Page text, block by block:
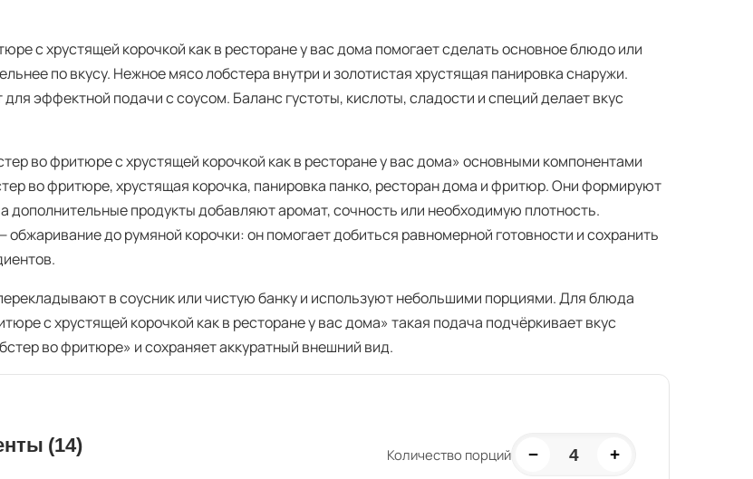
с хрустящей корочкой как в ресторане у вас дома помогает сделать основное блюдо или
по вкусу. Нежное мясо лобстера внутри и золотистая хрустящая панировка снаружи.
эффектной подачи с соусом. Баланс густоты, кислоты, сладости и специй делает вкус
во фритюре с хрустящей корочкой как в ресторане у вас дома» основными компонентами
во фритюре, хрустящая корочка, панировка панко, ресторан дома и фритюр. Они формируют
а дополнительные продукты добавляют аромат, сочность или необходимую плотность.
обжаривание до румяной корочки: он помогает добиться равномерной готовности и сохранить
в соусник или чистую банку и используют небольшими порциями. Для блюда
с хрустящей корочкой как в ресторане у вас дома» такая подача подчёркивает вкус
во фритюре» и сохраняет аккуратный внешний вид.
(14) Количество порций − 4 +